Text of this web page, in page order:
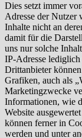
Dies setzt immer
Adresse der Nutzer
Inhalte nicht an
damit für die
uns nur solche
IP-Adresse
Drittanbieter
Grafiken, auch als
Marketingzwecke
Informationen, wie
Website
können ferner in
werden und unter